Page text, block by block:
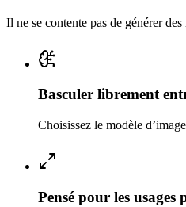
Il ne se contente pas de générer
Basculer librement
Choisissez le modèle
Pensé pour les usages